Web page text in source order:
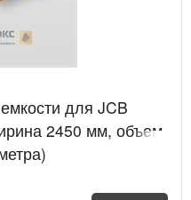
для JCB
2450 мм, объем